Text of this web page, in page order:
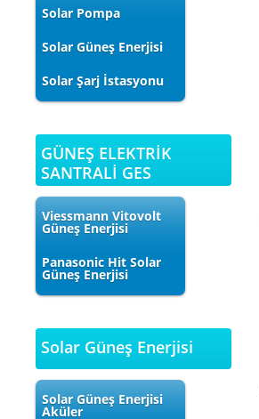
Solar Pompa
Solar Güneş Enerjisi
Solar Şarj İstasyonu
GÜNEŞ ELEKTRİK
SANTRALİ GES
Viessmann Vitovolt
Güneş Enerjisi
Panasonic Hit Solar
Güneş Enerjisi
Solar Güneş Enerjisi
Solar Güneş Enerjisi
Aküler